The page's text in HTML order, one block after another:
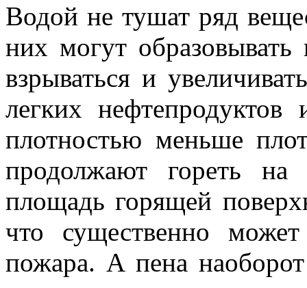
Водой не тушат ряд
них могут
взрываться и
легких
плотностью меньше
продолжают гореть на
площадь горящей
что существенно
пожара. А пена